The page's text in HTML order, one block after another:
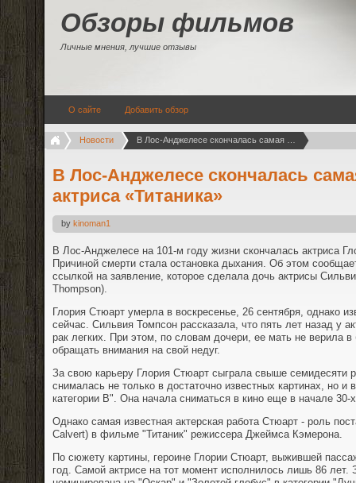
Обзоры фильмов
Личные мнения, лучшие отзывы
О сайте Добавить обзор
Новости
В Лос-Анджелесе скончалась
актриса «Титаника»
by kinoman1
В Лос-Анджелесе на 101-м году жизни скончалась актриса
Причиной смерти стала остановка дыхания. Об этом
ссылкой на заявление, которое сделала дочь актрисы
Thompson).
Глория Стюарт умерла в воскресенье, 26 сентября, однако
сейчас. Сильвия Томпсон рассказала, что пять лет назад у
рак легких. При этом, по словам дочери, ее мать не верила в
обращать внимания на свой недуг.
За свою карьеру Глория Стюарт сыграла свыше семидесяти
снималась не только в достаточно известных картинах, но
категории B". Она начала сниматься в кино еще в начале 30-
Однако самая известная актерская работа Стюарт - роль
Calvert) в фильме "Титаник" режиссера Джеймса Кэмерона.
По сюжету картины, героине Глории Стюарт, выжившей
год. Самой актрисе на тот момент исполнилось лишь 86